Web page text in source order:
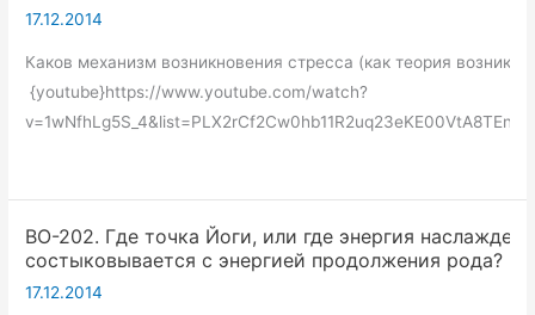
17.12.2014
Каков механизм возникновения стресса (как теория
{youtube}https://www.youtube.com/watch?
ВО-202. Где точка Йоги, или где энергия
состыковывается с энергией продолжения рода?
17.12.2014